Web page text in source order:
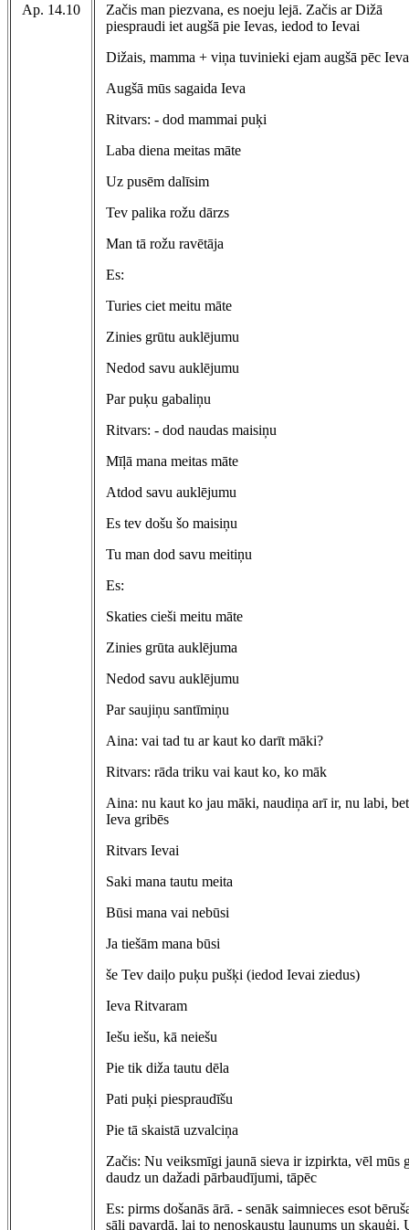
Ap. 14.10
Začis man piezvana, es noeju lejā. Začis ar Dižā
piespraudi iet augšā pie Ievas, iedod to Ievai
Dižais, mamma + viņa tuvinieki ejam augšā pēc
Augšā mūs sagaida Ieva
Ritvars: - dod mammai puķi
Laba diena meitas māte
Uz pusēm dalīsim
Tev palika rožu dārzs
Man tā rožu ravētāja
Es:
Turies ciet meitu māte
Zinies grūtu auklējumu
Nedod savu auklējumu
Par puķu gabaliņu
Ritvars: - dod naudas maisiņu
Mīļā mana meitas māte
Atdod savu auklējumu
Es tev došu šo maisiņu
Tu man dod savu meitiņu
Es:
Skaties cieši meitu māte
Zinies grūta auklējuma
Nedod savu auklējumu
Par saujiņu santīmiņu
Aina: vai tad tu ar kaut ko darīt māki?
Ritvars: rāda triku vai kaut ko, ko māk
Aina: nu kaut ko jau māki, naudiņa arī ir, nu labi,
Ieva gribēs
Ritvars Ievai
Saki mana tautu meita
Būsi mana vai nebūsi
Ja tiešām mana būsi
še Tev daiļo puķu pušķi (iedod Ievai ziedus)
Ieva Ritvaram
Iešu iešu, kā neiešu
Pie tik diža tautu dēla
Pati puķi piespraudīšu
Pie tā skaistā uzvalciņa
Začis: Nu veiksmīgi jaunā sieva ir izpirkta, vēl mūs
daudz un dažadi pārbaudījumi, tāpēc
Es: pirms došanās ārā. - senāk saimnieces esot
sāli pavardā, lai to nenoskaustu ļaunums un skauģi.